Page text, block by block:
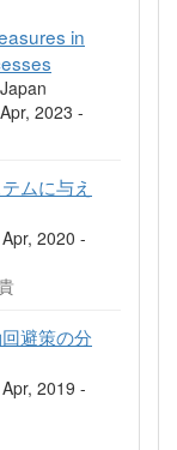
in
2023 -
ムに与え
2020 -
避策の分
2019 -